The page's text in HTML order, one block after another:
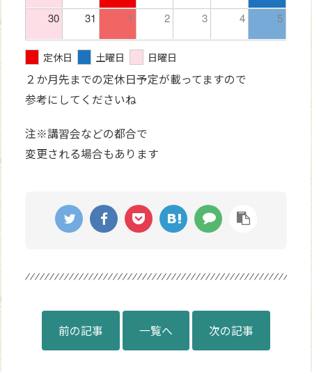
30 31 1 2 3 4 5
定休日 土曜日 日曜日
２か月先までの定休日予定が載ってますので
参考にしてくださいね
注※講習会などの都合で
変更される場合もあります
前の記事 一覧へ 次の記事